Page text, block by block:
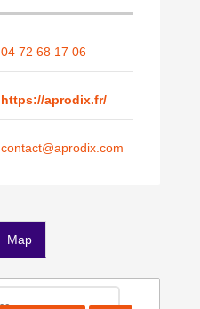
04 72 68 17 06
https://aprodix.fr/
contact@aprodix.com
Map